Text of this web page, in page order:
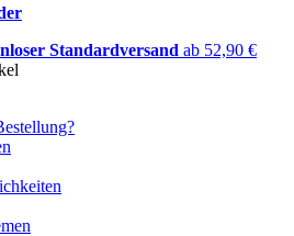
Standardversand ab 52,90 €